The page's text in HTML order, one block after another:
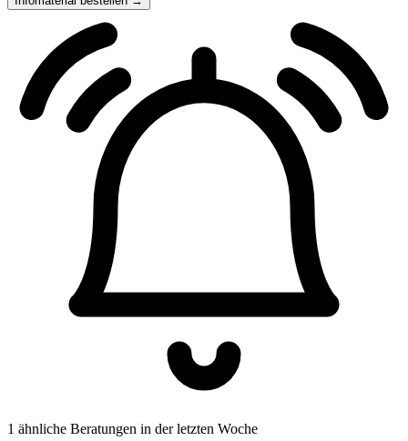
1 ähnliche Beratungen in der letzten Woche